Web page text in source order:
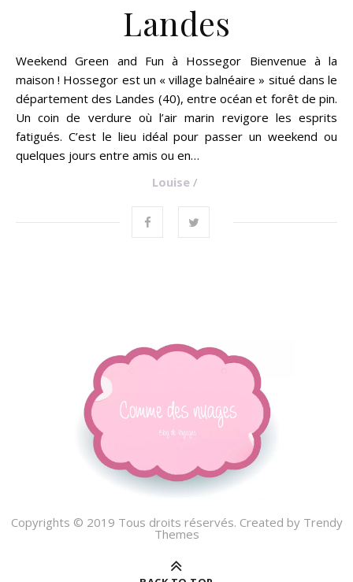
Landes
Weekend Green and Fun à Hossegor Bienvenue à la
maison ! Hossegor est un « village balnéaire » situé dans le
département des Landes (40), entre océan et forêt de pin.
Un coin de verdure où l’air marin revigore les esprits
fatigués. C’est le lieu idéal pour passer un weekend ou
quelques jours entre amis ou en…
Louise /
Copyrights © 2019 Tous droits réservés. Created by Trendy
Themes